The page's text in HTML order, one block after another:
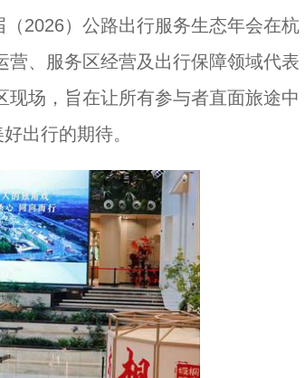
2026）公路出行服务生态年会在杭
、服务区经营及出行保障领域代表
场，旨在让所有参与者直面旅途中
出行的期待。
廉洁文化与书法艺术交融 浙江绍兴翰墨飘香书正气...